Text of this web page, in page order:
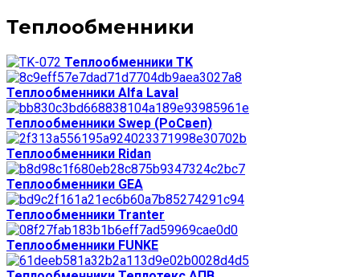
Теплообменники
Теплообменники TK
Теплообменники Alfa Laval
Теплообменники Swep (РоСвеп)
Теплообменники Ridan
Теплообменники GEA
Теплообменники Tranter
Теплообменники FUNKE